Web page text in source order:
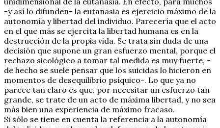
-y así lo difunden- la eutanasia es ejercicio máximo de la
autonomía y libertad del individuo. Parecería que el acto
en el que más se ejercita la libertad humana es en la
destrucción de la propia vida. Se trata sin duda de una
decisión que supone un gran esfuerzo mental, porque el
rechazo sicológico a tomar tal medida es muy fuerte, -
de hecho se suele pensar que los suicidas lo hicieron en
momentos de desequilibrio psíquico-. Lo que ya no
parece tan claro es que, por necesitar un esfuerzo tan
grande, se trate de un acto de máxima libertad, y no sea
más bien una experiencia de máximo fracaso.
Si sólo se tiene en cuenta la referencia a la autonomía